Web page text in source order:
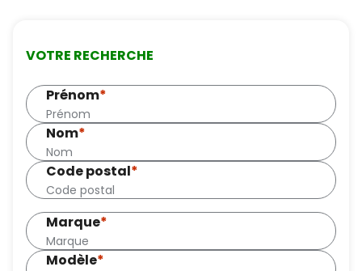
VOTRE RECHERCHE
Prénom*
Nom*
Code postal*
Marque*
Modèle*